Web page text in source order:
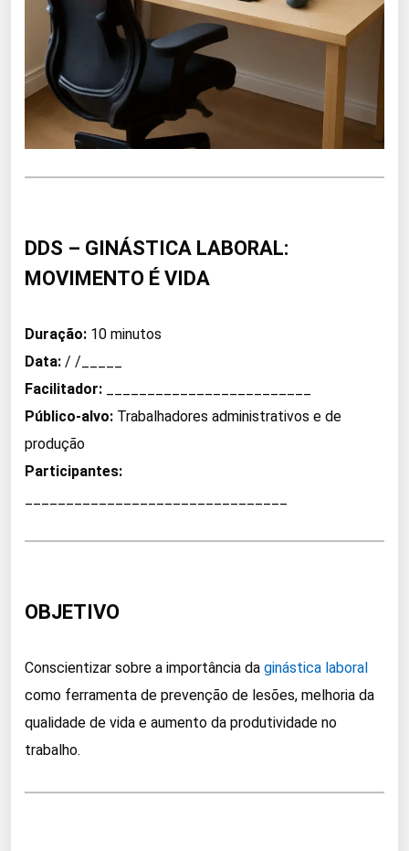
DDS – GINÁSTICA LABORAL:
MOVIMENTO É VIDA
Duração: 10 minutos
Data: / /_____
Facilitador:
Público-alvo: Trabalhadores administrativos e de
produção
Participantes:
OBJETIVO
Conscientizar sobre a importância da ginástica laboral
como ferramenta de prevenção de lesões, melhoria da
qualidade de vida e aumento da produtividade no
trabalho.